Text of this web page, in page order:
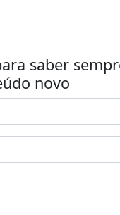
saber
novo